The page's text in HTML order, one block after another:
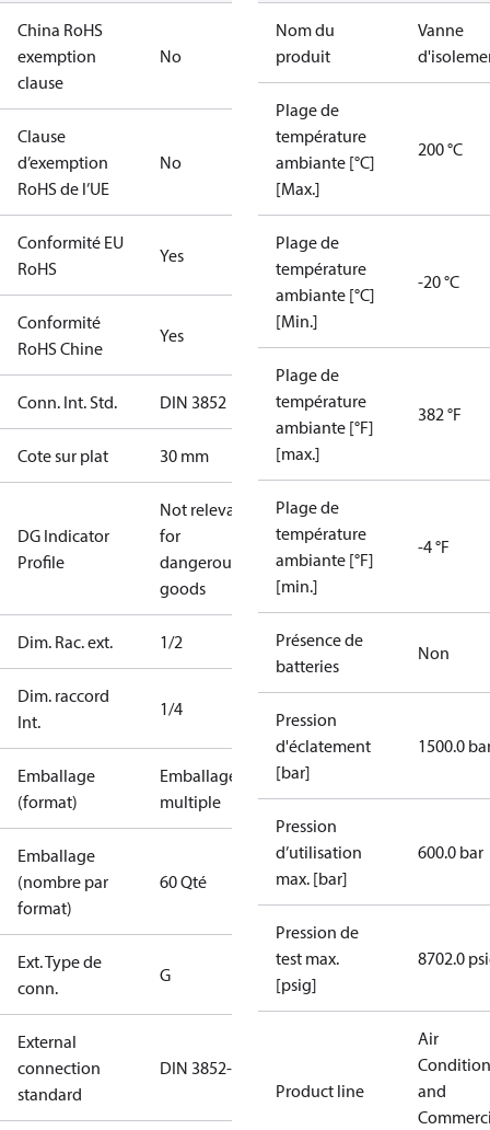
China RoHS
exemption
clause
No
Clause
d’exemption
RoHS de l’UE
No
Conformité EU
RoHS
Yes
Conformité
RoHS Chine
Yes
Conn. Int. Std. DIN 3852
Cote sur plat 30 mm
DG Indicator
Profile
Not relevant
for
dangerous
goods
Dim. Rac. ext. 1/2
Dim. raccord
Int.
1/4
Emballage
(format)
Emballage
multiple
Emballage
(nombre par
format)
60 Qté
Ext. Type de
conn.
G
External
connection
standard
DIN 3852-E
Nom du
produit
Vanne
Plage de
température
ambiante [°C]
[Max.]
200 °C
Plage de
température
ambiante [°C]
[Min.]
-20 °C
Plage de
température
ambiante [°F]
[max.]
382 °F
Plage de
température
ambiante [°F]
[min.]
-4 °F
Présence de
batteries
Non
Pression
d'éclatement
[bar]
1500.0
Pression
d’utilisation
max. [bar]
600.0 bar
Pression de
test max.
[psig]
8702.0
Product line
Air
and